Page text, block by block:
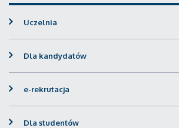
Uczelnia
Dla kandydatów
e-rekrutacja
Dla studentów